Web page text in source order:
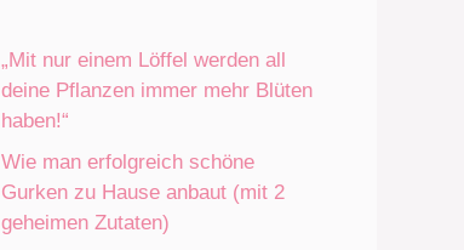
„Mit nur einem Löffel werden all
deine Pflanzen immer mehr Blüten
haben!“
Wie man erfolgreich schöne
Gurken zu Hause anbaut (mit 2
geheimen Zutaten)